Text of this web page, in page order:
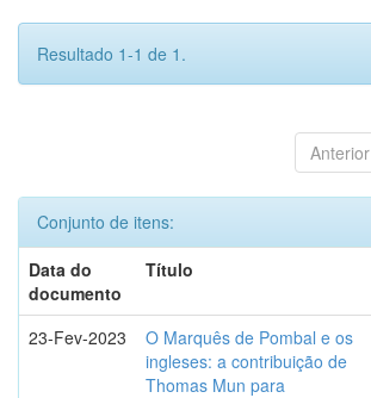
Resultado 1-1 de 1.
Anterior
Conjunto de itens:
Data do
documento
Título
23-Fev-2023
O Marquês de Pombal e os
ingleses: a contribuição de
Thomas Mun para